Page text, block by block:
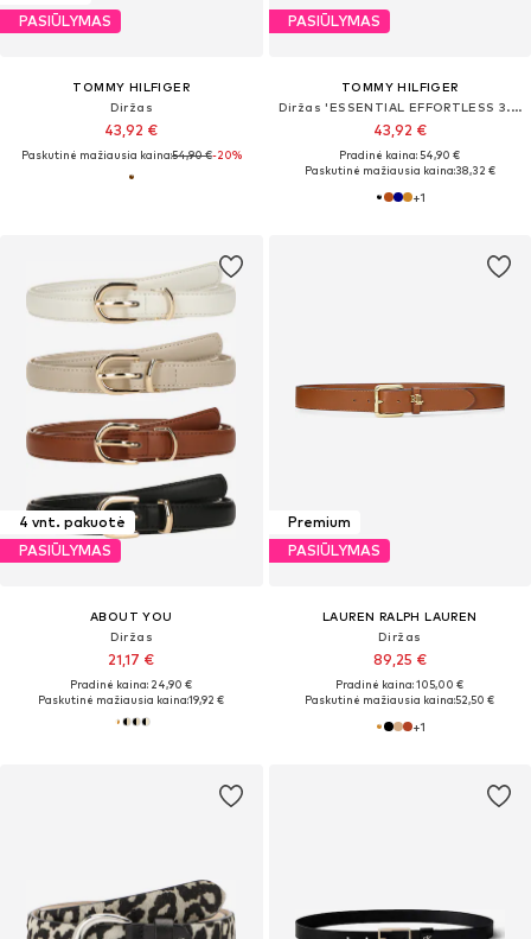
PASIŪLYMAS
TOMMY HILFIGER
Diržas
43,92 €
Paskutinė mažiausia kaina:54,90 €-20%
PASIŪLYMAS
TOMMY HILFIGER
Diržas 'ESSENTIAL EFFORTLESS 3.0'
43,92 €
Pradinė kaina: 54,90 €
Paskutinė mažiausia kaina:38,32 €
+1
4 vnt. pakuotė
PASIŪLYMAS
ABOUT YOU
Diržas
21,17 €
Pradinė kaina: 24,90 €
Paskutinė mažiausia kaina:19,92 €
Premium
PASIŪLYMAS
LAUREN RALPH LAUREN
Diržas
89,25 €
Pradinė kaina: 105,00 €
Paskutinė mažiausia kaina:52,50 €
+1